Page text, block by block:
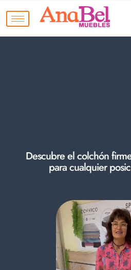
Descubre el colchón
para cualquier